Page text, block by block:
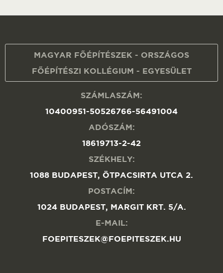
MAGYAR FŐÉPÍTÉSZEK - ORSZÁGOS
FŐÉPÍTÉSZI KOLLÉGIUM - EGYESÜLET
SZÁMLASZÁM:
10400951-50526766-56491004
ADÓSZÁM:
18619713-2-42
SZÉKHELY:
1088 BUDAPEST, ÖTPACSIRTA UTCA 2.
POSTACÍM:
1024 BUDAPEST, MARGIT KRT. 5/A.
E-MAIL:
FOEPITESZEK@FOEPITESZEK.HU